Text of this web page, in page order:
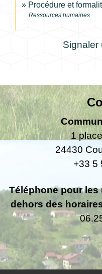
Procédure et
Ressources humaines
Signaler
1
24430
+33 5
Téléphone pour
dehors des